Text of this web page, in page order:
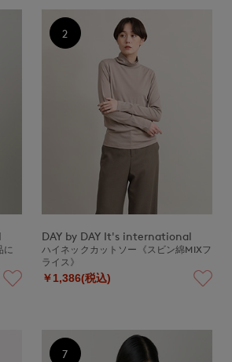
に
DAY by DAY It's international
ハイネックカットソー《スビン綿MIXフ
ライス》
￥1,386(税込)
2
7